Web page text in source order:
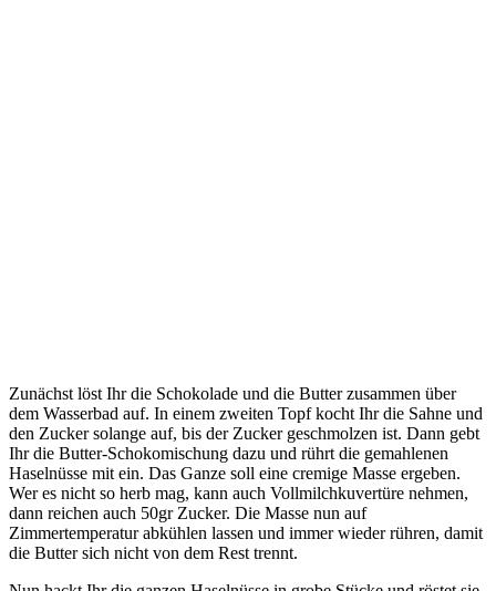
Zunächst löst Ihr die Schokolade und die Butter zusammen über
dem Wasserbad auf. In einem zweiten Topf kocht Ihr die Sahne und
den Zucker solange auf, bis der Zucker geschmolzen ist. Dann gebt
Ihr die Butter-Schokomischung dazu und rührt die gemahlenen
Haselnüsse mit ein. Das Ganze soll eine cremige Masse ergeben.
Wer es nicht so herb mag, kann auch Vollmilchkuvertüre nehmen,
dann reichen auch 50gr Zucker. Die Masse nun auf
Zimmertemperatur abkühlen lassen und immer wieder rühren, damit
die Butter sich nicht von dem Rest trennt.